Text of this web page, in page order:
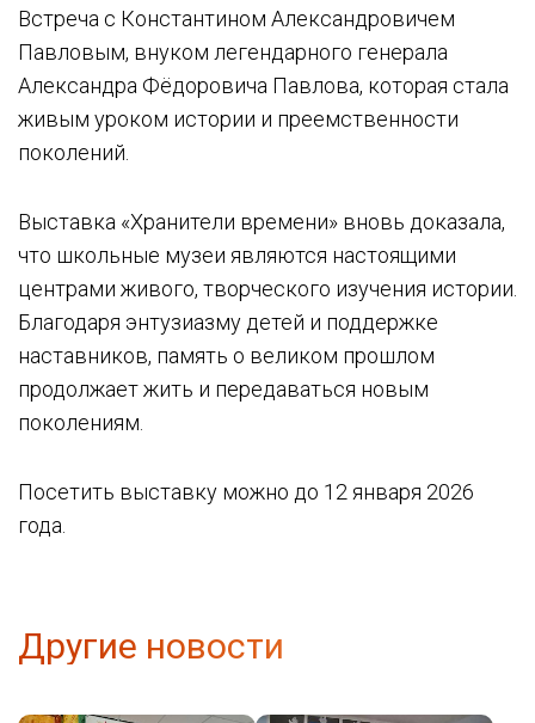
Встреча с Константином Александровичем
Павловым, внуком легендарного генерала
Александра Фёдоровича Павлова, которая стала
живым уроком истории и преемственности
поколений.
Выставка «Хранители времени» вновь доказала,
что школьные музеи являются настоящими
центрами живого, творческого изучения истории.
Благодаря энтузиазму детей и поддержке
наставников, память о великом прошлом
продолжает жить и передаваться новым
поколениям.
Посетить выставку можно до 12 января 2026
года.
Другие новости